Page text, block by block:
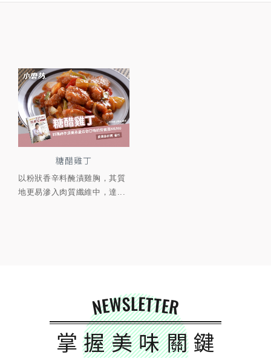
糖醋雞丁
以粉狀香辛料醃漬雞胸，其質
地更易滲入肉質纖維中，達...
NEWSLETTER
掌握美味關鍵